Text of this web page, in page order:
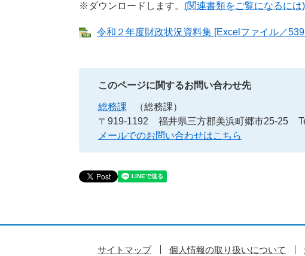
※ダウンロードします。 (関連書類をご覧になるには)
令和２年度財政状況資料集 [Excelファイル／
このページに関するお問い合わせ先
総務課
（総務課）
〒919-1192
福井県三方郡美浜町郷市25-25
メールでのお問い合わせはこちら
サイトマップ 個人情報の取り扱いについて